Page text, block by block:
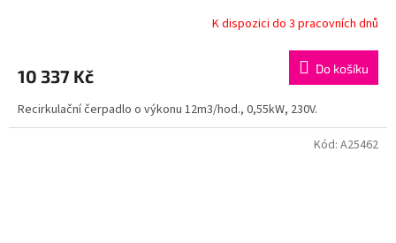
R
M
A
K dispozici do 3 pracovních dnů
10 337 Kč Do košíku
Recirkulační čerpadlo o výkonu 12m3/hod., 0,55kW, 230V.
Kód: A25462